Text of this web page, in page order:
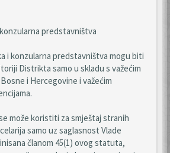
predstavništva
i konzularna predstavništva mogu biti
Distrikta samo u skladu s važećim
i Hercegovine i važećim
može koristiti za smještaj stranih
samo uz saglasnost Vlade
članom 45(1) ovog statuta,